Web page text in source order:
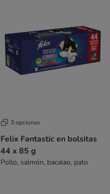
3 opciones
Felix Fantastic en bolsitas
44 x 85 g
Pollo, salmón, bacalao, pato